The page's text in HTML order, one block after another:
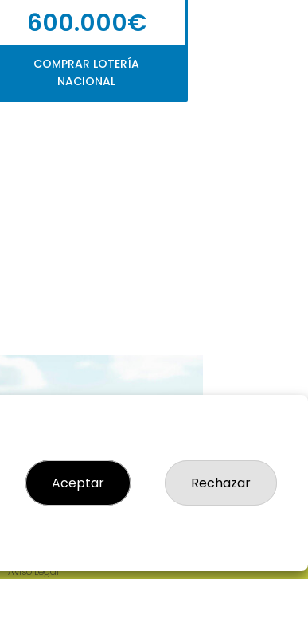
600.000€
COMPRAR LOTERÍA
NACIONAL
Aviso Legal
Aceptar Rechazar